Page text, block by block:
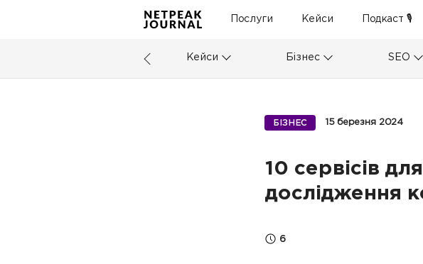
Послуги Кейси Подкаст 🎙
Кейси Бізнес SEO
БІЗНЕС 15 березня 2024
10 сервісів
дослідження
6